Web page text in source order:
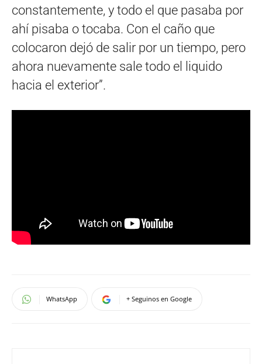
constantemente, y todo el que pasaba por
ahí pisaba o tocaba. Con el caño que
colocaron dejó de salir por un tiempo, pero
ahora nuevamente sale todo el liquido
hacia el exterior”.
WhatsApp + Seguinos en Google